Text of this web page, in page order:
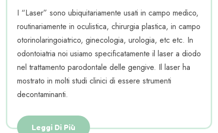
I “Laser” sono ubiquitariamente usati in campo medico,
routinariamente in oculistica, chirurgia plastica, in campo
otorinolaringoiatrico, ginecologia, urologia, etc etc. In
odontoiatria noi usiamo specificatamente il laser a diodo
nel trattamento parodontale delle gengive. Il laser ha
mostrato in molti studi clinici di essere strumenti
decontaminanti.
Leggi Di Più